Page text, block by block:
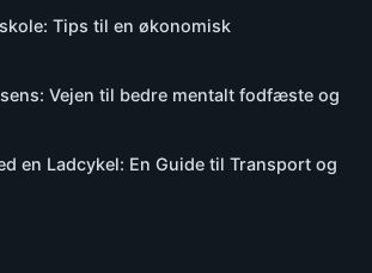
Tips til en økonomisk
Vejen til bedre mentalt fodfæste og
en Ladcykel: En Guide til Transport og